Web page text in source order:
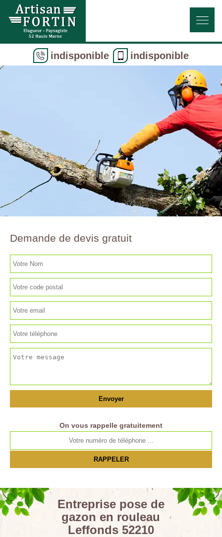
indisponible indisponible
Demande de devis gratuit
On vous rappelle gratuitement
Entreprise pose de
gazon en rouleau
Leffonds 52210